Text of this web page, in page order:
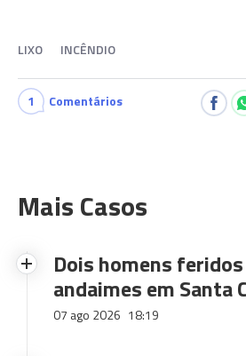
LIXO INCÊNDIO
1 Comentários
Mais Casos
Dois homens
andaimes em Santa
07 ago 2026 18:19